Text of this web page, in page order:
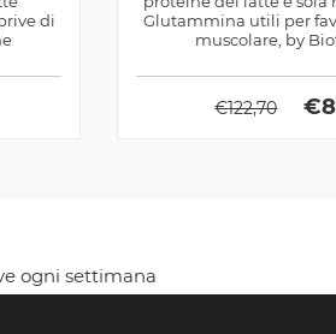
di
Glutammina utili per
muscolare, by
€122,70 €
ogni settimana